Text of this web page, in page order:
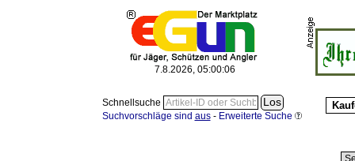
7.8.2026, 05:00:07
Schnellsuche
Suchvorschläge sind aus- Erweiterte Suche